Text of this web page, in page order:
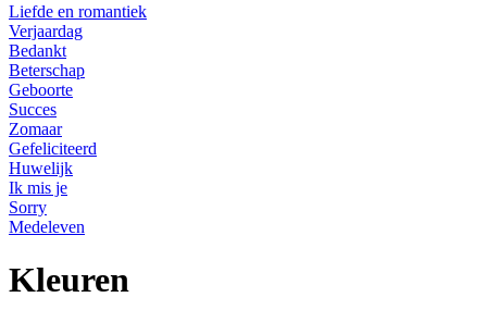
Liefde en romantiek
Verjaardag
Bedankt
Beterschap
Geboorte
Succes
Zomaar
Gefeliciteerd
Huwelijk
Ik mis je
Sorry
Medeleven
Kleuren